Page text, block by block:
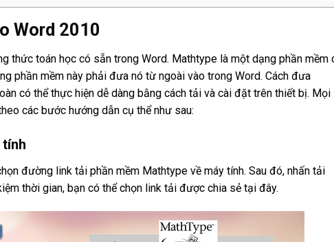
Word 2010
thức toán học có sẵn trong Word. Mathtype là một dạng phần mềm
phần mềm này phải đưa nó từ ngoài vào trong Word. Cách đưa
có thể thực hiện dễ dàng bằng cách tải và cài đặt trên thiết bị. Mọi
các bước hướng dẫn cụ thể như sau:
đường link tải phần mềm Mathtype về máy tính. Sau đó, nhấn tải
thời gian, bạn có thể chọn link tải được chia sẻ tại đây.